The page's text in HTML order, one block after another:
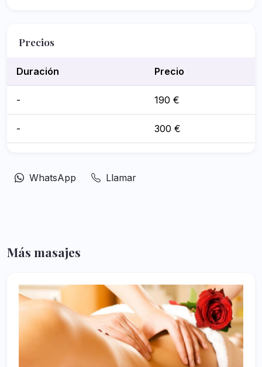
Precios
Duración Precio
- 190 €
- 300 €
WhatsApp Llamar
Más masajes